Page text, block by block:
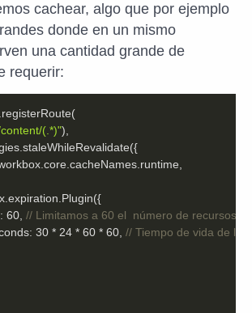
cachear, algo que por ejemplo
donde en un mismo
una cantidad grande de
requerir:
(.*)"
: 60 // Limitamos a 60 el  número de recursos
: 30 * 24 * 60 * 60 // Tiempo de vida de la